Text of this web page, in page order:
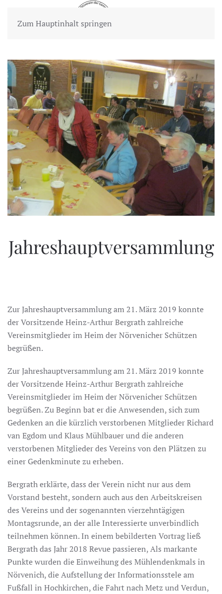
Zum Hauptinhalt springen
Jahreshauptversammlung
Zur Jahreshauptversammlung am 21. März 2019 konnte
der Vorsitzende Heinz-Arthur Bergrath zahlreiche
Vereinsmitglieder im Heim der Nörvenicher Schützen
begrüßen.
Zur Jahreshauptversammlung am 21. März 2019 konnte
der Vorsitzende Heinz-Arthur Bergrath zahlreiche
Vereinsmitglieder im Heim der Nörvenicher Schützen
begrüßen. Zu Beginn bat er die Anwesenden, sich zum
Gedenken an die kürzlich verstorbenen Mitglieder Richard
van Egdom und Klaus Mühlbauer und die anderen
verstorbenen Mitglieder des Vereins von den Plätzen zu
einer Gedenkminute zu erheben.
Bergrath erklärte, dass der Verein nicht nur aus dem
Vorstand besteht, sondern auch aus den Arbeitskreisen
des Vereins und der sogenannten vierzehntägigen
Montagsrunde, an der alle Interessierte unverbindlich
teilnehmen können. In einem bebilderten Vortrag ließ
Bergrath das Jahr 2018 Revue passieren, Als markante
Punkte wurden die Einweihung des Mühlendenkmals in
Nörvenich, die Aufstellung der Informationsstele am
Fußfall in Hochkirchen, die Fahrt nach Metz und Verdun,